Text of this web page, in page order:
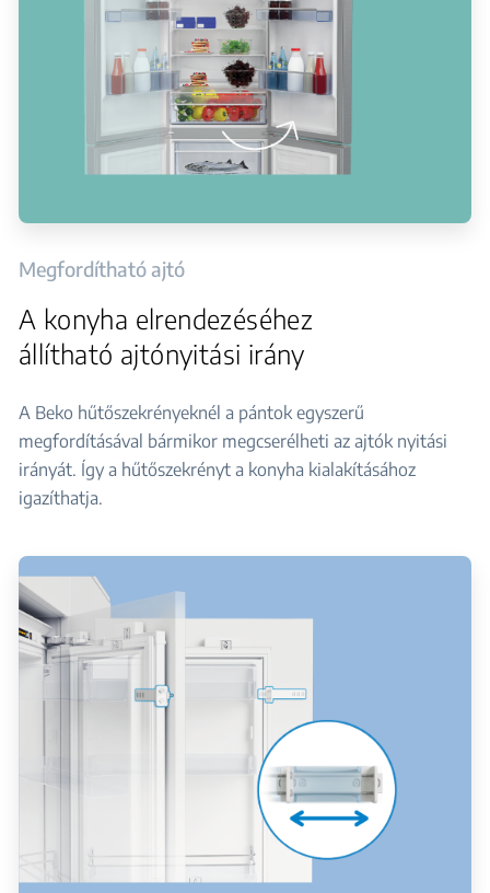
Megfordítható ajtó
A konyha elrendezéséhez
állítható ajtónyitási irány
A Beko hűtőszekrényeknél a pántok egyszerű
megfordításával bármikor megcserélheti az ajtók nyitási
irányát. Így a hűtőszekrényt a konyha kialakításához
igazíthatja.